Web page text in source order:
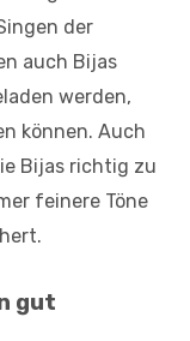
der
auch Bijas
werden,
können. Auch
Bijas richtig zu
feinere Töne
gut